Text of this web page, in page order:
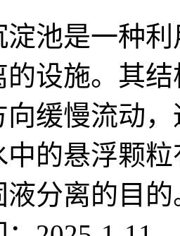
淀池是一种
的设施。其
向缓慢流动
中的悬浮颗
液分离的目的